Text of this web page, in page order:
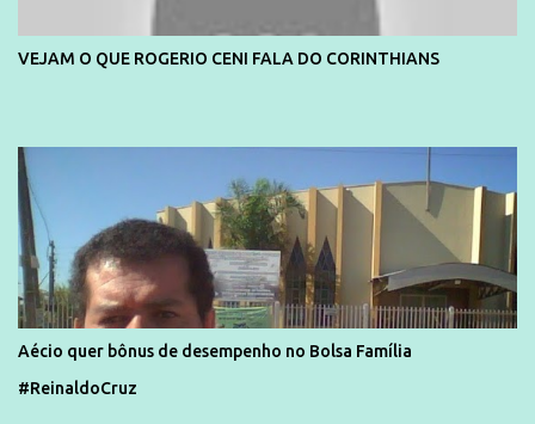
VEJAM O QUE ROGERIO CENI FALA DO CORINTHIANS
Aécio quer bônus de desempenho no Bolsa Família
#ReinaldoCruz